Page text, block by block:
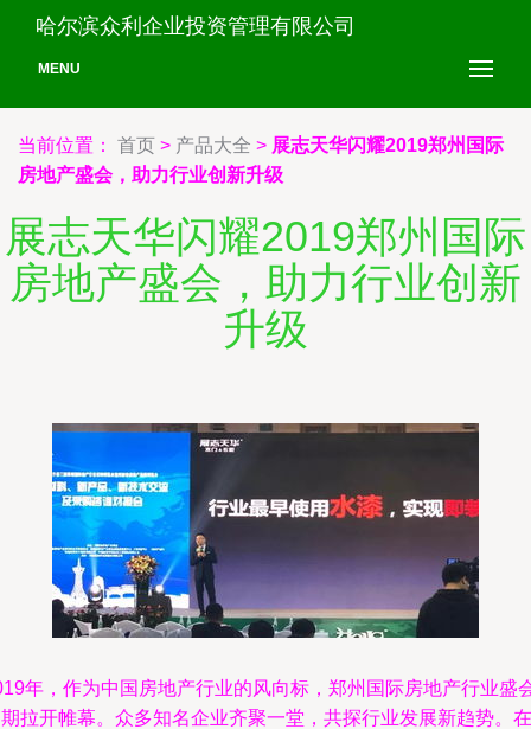
哈尔滨众利企业投资管理有限公司
MENU
当前位置： 首页 > 产品大全 > 展志天华闪耀2019郑州国际
房地产盛会，助力行业创新升级
展志天华闪耀2019郑州国际
房地产盛会，助力行业创新
升级
年，作为中国房地产行业的风向标，郑州国际房地产行业盛
拉开帷幕。众多知名企业齐聚一堂，共探行业发展新趋势。在